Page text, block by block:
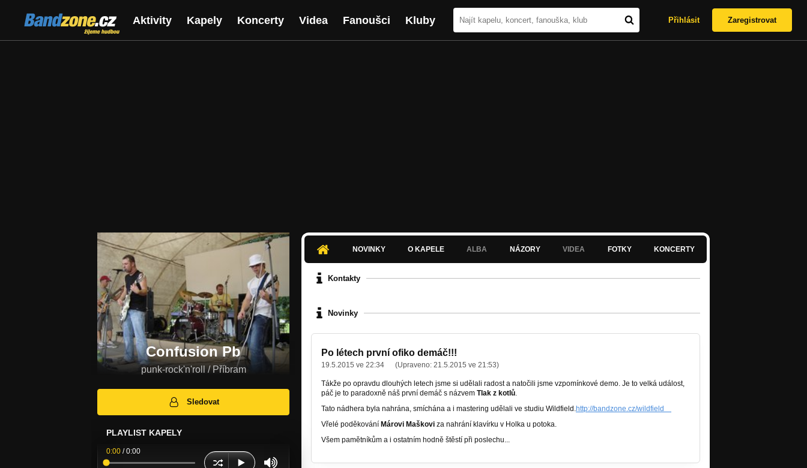
Bandzone.cz
žijeme hudbou
Aktivity Kapely Koncerty Videa Fanoušci Kluby Přihlásit Zaregistrovat
Confusion Pb
punk-rock'n'roll / Příbram
Sledovat
PLAYLIST KAPELY
0:00 /0:00
NOVINKY O KAPELE ALBA NÁZORY VIDEA FOTKY KONCERTY
Kontakty
Novinky
Po létech první ofiko demáč!!!
19.5.2015 ve 22:34 (Upraveno: 21.5.2015 ve 21:53)
Tákže po opravdu dlouhých letech jsme si udělali radost a natočili jsme vzpomínkové demo. Je to velká událost,
páč je to paradoxně náš první demáč s názvem Tlak z kotlů.
Tato nádhera byla nahrána, smíchána a i mastering udělali ve studiu Wildfield.http://bandzone.cz/wildfield
Vřelé poděkování Márovi Maškovi za nahrání klavírku v Holka u potoka.
Všem pamětníkům a i ostatním hodně štěstí při poslechu...